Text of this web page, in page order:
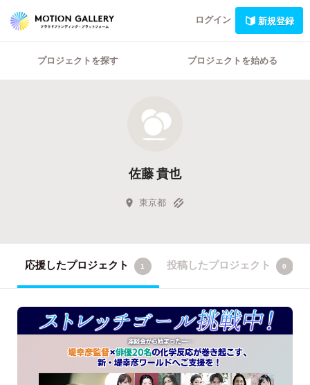
ログイン 新規登録
プロジェクトを探す プロジェクトを始める
佐藤 貴也
東京都
応援したプロジェクト 1 投稿したプロジェクト 0